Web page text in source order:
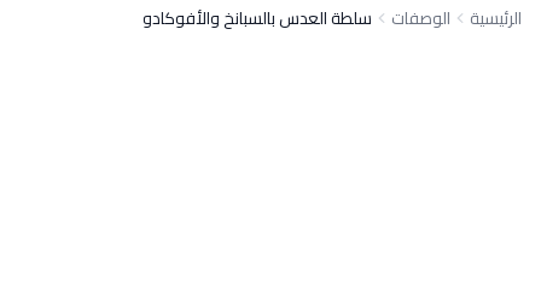
الرئيسية الوصفات سلطة العدس بالسبانخ والأفوكادو